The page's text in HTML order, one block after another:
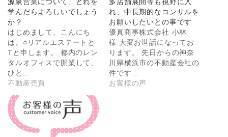
学んだらよろしいでしょう
か？
はじめまして、こんにち
は。○リアルエステートと
Tと申します。 都内のレン
タルオフィスで開業して、
ひと…
不動産売買
れ、中長期的なコンサルを
お願いしたいとの事です
優真商事株式会社 小林
様 大変お世話になってお
ります。 先日からの神奈
川県横浜市の不動産会社の
件です…
お客様の声